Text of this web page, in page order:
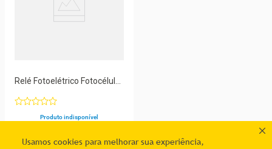
Usamos cookies para melhorar sua experiência,
Relé Fotoelétrico Fotocélula
Kit Com 10Un. Fotocélula
Completo Bivolt
Produto indisponível